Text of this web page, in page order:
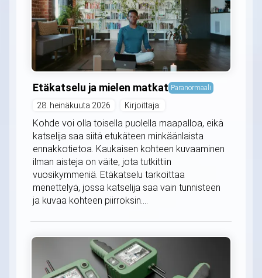
Etäkatselu ja mielen matkat Paranormaali
28. heinäkuuta 2026 Kirjoittaja:
Kohde voi olla toisella puolella maapalloa, eikä
katselija saa siitä etukäteen minkäänlaista
ennakkotietoa. Kaukaisen kohteen kuvaaminen
ilman aisteja on väite, jota tutkittiin
vuosikymmeniä. Etäkatselu tarkoittaa
menettelyä, jossa katselija saa vain tunnisteen
ja kuvaa kohteen piirroksin....